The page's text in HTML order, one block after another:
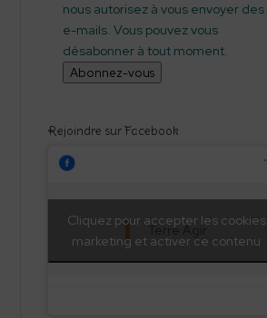
nous autorisez à vous envoyer des
e-mails. Vous pouvez vous
désabonner à tout moment.
Abonnez-vous
Rejoindre sur Facebook
Terre Agir
Cliquez pour accepter les cookies
marketing et activer ce contenu